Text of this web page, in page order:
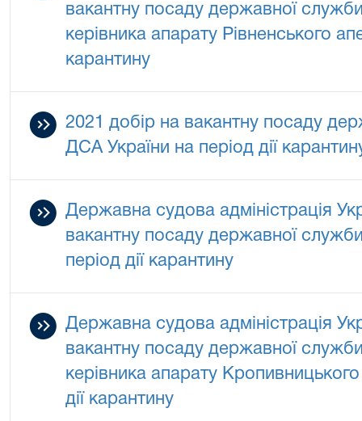
вакантну посаду державної
керівника апарату Рівненського
карантину
2021 добір на вакантну посаду
ДСА України на період дії
Державна судова адміністрація
вакантну посаду державної
період дії карантину
Державна судова адміністрація
вакантну посаду державної
керівника апарату
дії карантину